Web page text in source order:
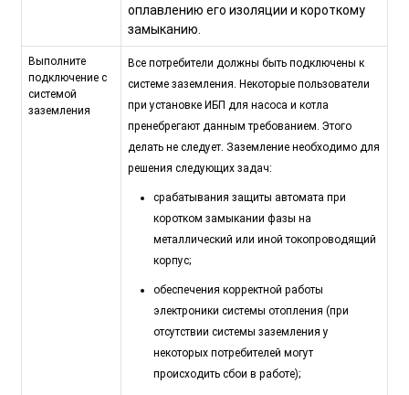
оплавлению его изоляции и короткому
замыканию.
Выполните
подключение с
системой
заземления
Все потребители должны быть подключены к
системе заземления. Некоторые пользователи
при установке ИБП для насоса и котла
пренебрегают данным требованием. Этого
делать не следует. Заземление необходимо для
решения следующих задач:
срабатывания защиты автомата при
коротком замыкании фазы на
металлический или иной токопроводящий
корпус;
обеспечения корректной работы
электроники системы отопления (при
отсутствии системы заземления у
некоторых потребителей могут
происходить сбои в работе);